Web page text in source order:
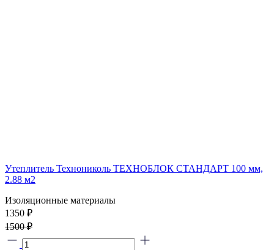
Утеплитель Технониколь ТЕХНОБЛОК СТАНДАРТ 100 мм,
2.88 м2
Изоляционные материалы
1350 ₽
1500 ₽